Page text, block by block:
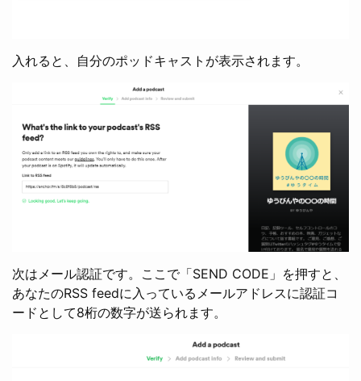
入れると、自分のポッドキャストが表示されます。
次はメール認証です。ここで「SEND CODE」を押すと、
あなたのRSS feedに入っているメールアドレスに認証コ
ードとして8桁の数字が送られます。